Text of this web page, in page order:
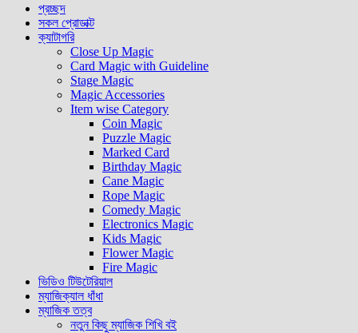
প্রচ্ছদ
সকল প্রোডাক্ট
ক্যাটাগরি
Close Up Magic
Card Magic with Guideline
Stage Magic
Magic Accessories
Item wise Category
Coin Magic
Puzzle Magic
Marked Card
Birthday Magic
Cane Magic
Rope Magic
Comedy Magic
Electronics Magic
Kids Magic
Flower Magic
Fire Magic
ভিডিও টিউটেরিয়াল
ম্যাজিক্যাল ধাঁধা
ম্যাজিক তত্ব
নতুন কিছু ম্যাজিক শিখি বই